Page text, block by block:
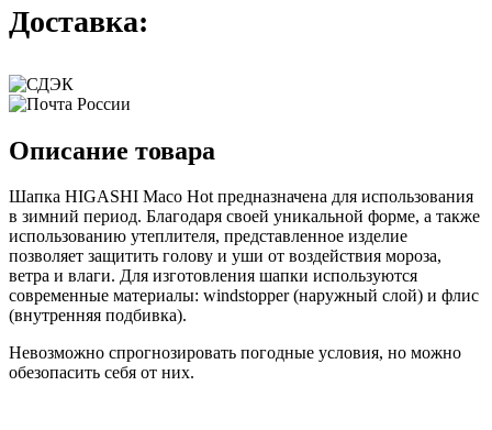
Доставка:
Описание товара
Шапка HIGASHI Maco Hot предназначена для использования
в зимний период. Благодаря своей уникальной форме, а также
использованию утеплителя, представленное изделие
позволяет защитить голову и уши от воздействия мороза,
ветра и влаги. Для изготовления шапки используются
современные материалы: windstopper (наружный слой) и флис
(внутренняя подбивка).
Невозможно спрогнозировать погодные условия, но можно
обезопасить себя от них.